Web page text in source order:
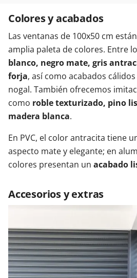
Colores y acabados
Las ventanas de 100x50 cm
amplia paleta de colores. Entre
blanco, negro mate, gris
forja, así como acabados
nogal. También ofrecemos
como roble texturizado, pino
madera blanca.
En PVC, el color antracita tiene
aspecto mate y elegante; en
colores presentan un acabado
Accesorios y extras